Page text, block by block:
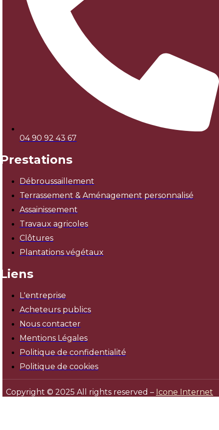
04 90 92 43 67
Prestations
Débroussaillement
Terrassement & Aménagement personnalisé
Assainissement
Travaux agricoles
Clôtures
Plantations végétaux
Liens
L'entreprise
Acheteurs publics
Nous contacter
Mentions Légales
Politique de confidentialité
Politique de cookies
Copyright © 2025 All rights reserved – Icone Internet